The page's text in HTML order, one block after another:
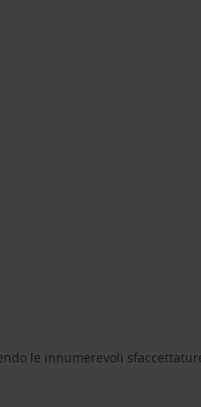
le innumerevoli